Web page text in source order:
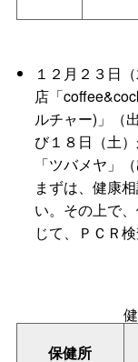
１２月２３日
店「
ルチャー)」（
び１８日（土
「ツバメヤ」
まずは、健康
い。その上で
じて、ＰＣＲ
保健所